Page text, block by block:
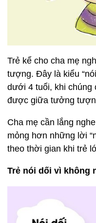
Trẻ kể cho cha mẹ
tượng. Đây là kiểu
dưới 4 tuổi, khi chúng
được giữa tưởng
Cha mẹ cần lắng
mỏng hơn những lời
theo thời gian khi trẻ
Trẻ nói dối vì không